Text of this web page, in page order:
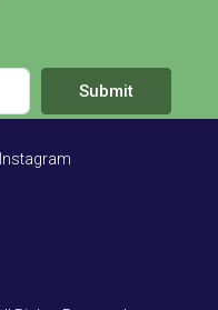
Submit
Instagram